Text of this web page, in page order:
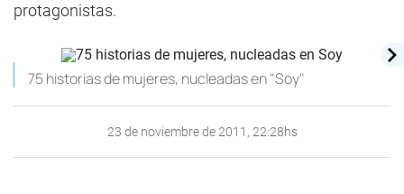
protagonistas.
75 historias de mujeres, nucleadas en "Soy"
23 de noviembre de 2011, 22:28hs